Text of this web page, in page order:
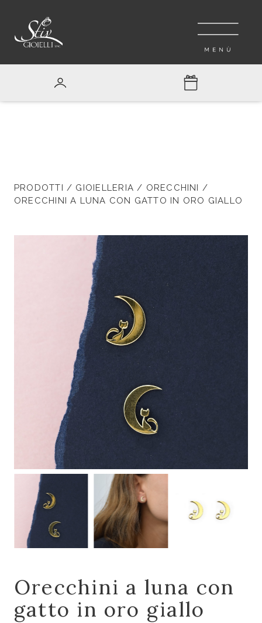
PRODOTTI / GIOIELLERIA / ORECCHINI /
ORECCHINI A LUNA CON GATTO IN ORO GIALLO
Orecchini a luna con
gatto in oro giallo